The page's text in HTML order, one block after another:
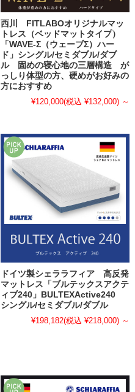
西川 FITLABOオリジナルマッ
トレス（ベッドマットタイプ）
「WAVE-Σ（ウェーブΣ）ハー
ド」シングル/セミダブル/ダブ
ル 固めの寝心地の三層構造 が
っしり体型の方、硬めがお好みの
方におすすめ
¥120,000(税込 ¥132,000) ～
ドイツ製シェララフィア 高反発
マットレス「ブルテックスアクテ
ィブ240」BULTEXActive240
シングル/セミダブル/ダブル
¥198,182(税込 ¥218,000) ～